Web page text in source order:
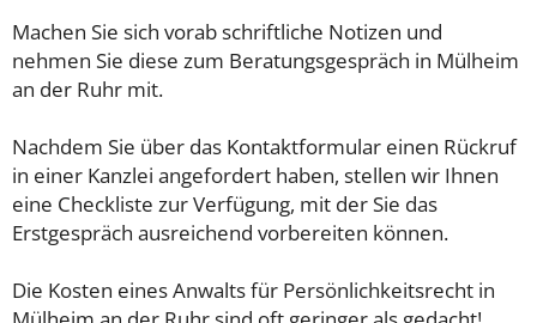
Machen Sie sich vorab schriftliche Notizen und
nehmen Sie diese zum Beratungsgespräch in Mülheim
an der Ruhr mit.
Nachdem Sie über das Kontaktformular einen Rückruf
in einer Kanzlei angefordert haben, stellen wir Ihnen
eine Checkliste zur Verfügung, mit der Sie das
Erstgespräch ausreichend vorbereiten können.
Die Kosten eines Anwalts für Persönlichkeitsrecht in